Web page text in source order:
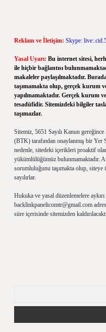
Reklam ve İletişim: Skype:
Yasal Uyarı: Bu internet sitesi,
ile hiçbir bağlantısı
makaleler paylaşılmaktadır.
taşımamakta olup, gerçek kurum
yapılmamaktadır. Gerçek kurum
tesadüfidir. Sitemizdeki bilgiler
taşımazlar.
Sitemiz, 5651 Sayılı Kanun
(BTK) tarafından onaylanmış bir Yer
nedenle, sitedeki içerikleri proaktif
yükümlülüğümüz bulunmamaktadır.
sorumluluğunu taşımakta olup,
sayılırlar.
Hukuka ve yasal düzenlemelere
backlinkpanelicomtr@gmail.com
süre içerisinde sitemizden